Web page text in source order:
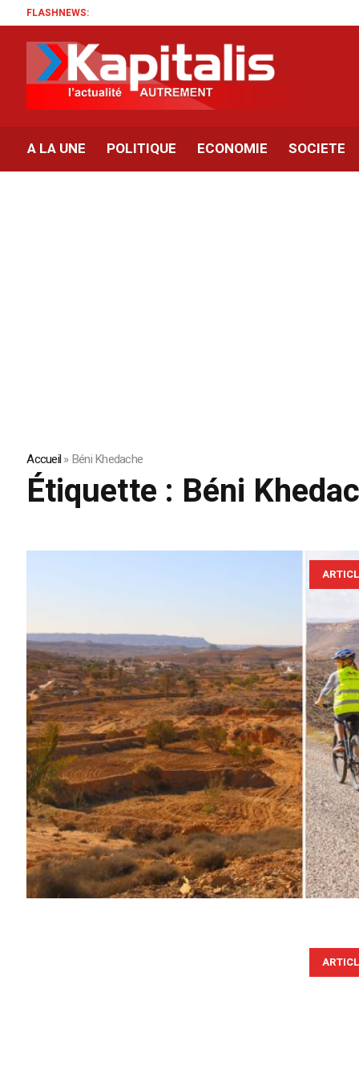
FLASHNEWS:
A LA UNE POLITIQUE ECONOMIE SOCIETE
Accueil»Béni Khedache
Étiquette : Béni